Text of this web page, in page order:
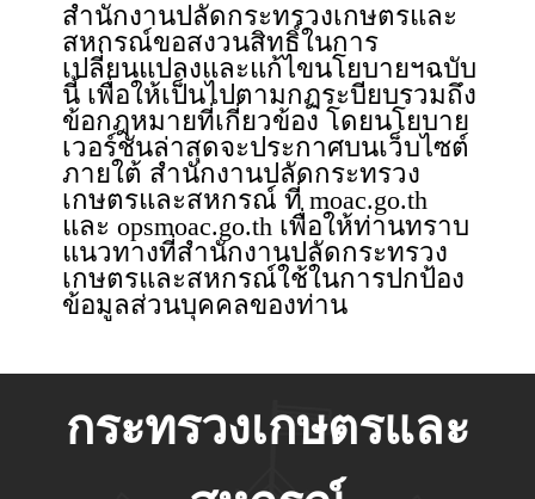
สำนักงานปลัดกระทรวงเกษตรและ
สหกรณ์ขอสงวนสิทธิ์ในการ
เปลี่ยนแปลงและแก้ไขนโยบายฯฉบับ
นี้ เพื่อให้เป็นไปตามกฏระบียบรวมถึง
ข้อกฎหมายที่เกี่ยวข้อง โดยนโยบาย
เวอร์ชันล่าสุดจะประกาศบนเว็บไซต์
ภายใต้ สำนักงานปลัดกระทรวง
เกษตรและสหกรณ์ ที่ moac.go.th
และ opsmoac.go.th เพื่อให้ท่านทราบ
แนวทางที่สำนักงานปลัดกระทรวง
เกษตรและสหกรณ์ใช้ในการปกป้อง
ข้อมูลส่วนบุคคลของท่าน
กระทรวงเกษตรและ